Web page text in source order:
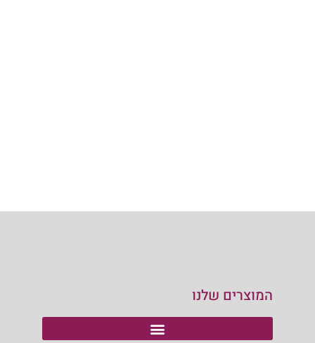
המוצרים שלנו